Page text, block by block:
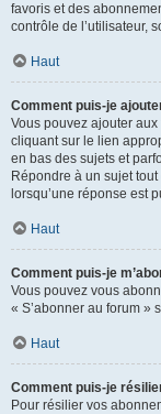
favoris et des
contrôle de l’utilisateur,
Haut
Comment puis-je
Vous pouvez ajouter
cliquant sur le lien
en bas des sujets et
Répondre à un sujet
lorsqu’une réponse est
Haut
Comment puis-je
Vous pouvez vous
« S’abonner au forum »
Haut
Comment puis-je
Pour résilier vos